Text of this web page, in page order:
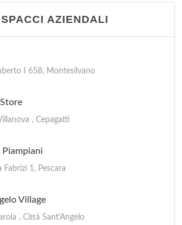
AZIENDALI
I 658, Montesilvano
, Cepagatti
Fabrizi 1, Pescara
Village
, Città Sant'Angelo